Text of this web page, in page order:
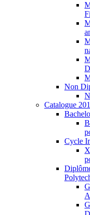
Non
Catalogue
Cycle